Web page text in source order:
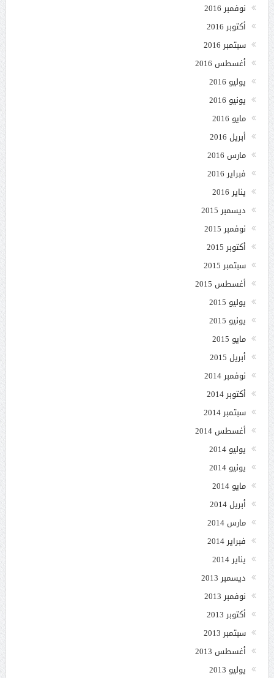
نوفمبر 2016
أكتوبر 2016
سبتمبر 2016
أغسطس 2016
يوليو 2016
يونيو 2016
مايو 2016
أبريل 2016
مارس 2016
فبراير 2016
يناير 2016
ديسمبر 2015
نوفمبر 2015
أكتوبر 2015
سبتمبر 2015
أغسطس 2015
يوليو 2015
يونيو 2015
مايو 2015
أبريل 2015
نوفمبر 2014
أكتوبر 2014
سبتمبر 2014
أغسطس 2014
يوليو 2014
يونيو 2014
مايو 2014
أبريل 2014
مارس 2014
فبراير 2014
يناير 2014
ديسمبر 2013
نوفمبر 2013
أكتوبر 2013
سبتمبر 2013
أغسطس 2013
يوليو 2013